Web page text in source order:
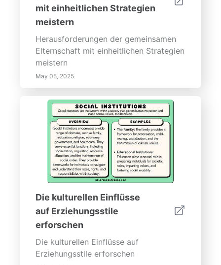
mit einheitlichen Strategien
meistern
Herausforderungen der gemeinsamen
Elternschaft mit einheitlichen Strategien
meistern
May 05, 2025
Die kulturellen Einflüsse
auf Erziehungsstile
erforschen
Die kulturellen Einflüsse auf
Erziehungsstile erforschen